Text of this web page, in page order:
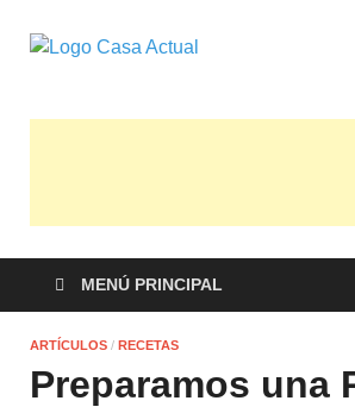
bricolaje, belleza
MENÚ PRINCIPAL
ARTÍCULOS / RECETAS
Preparamos una